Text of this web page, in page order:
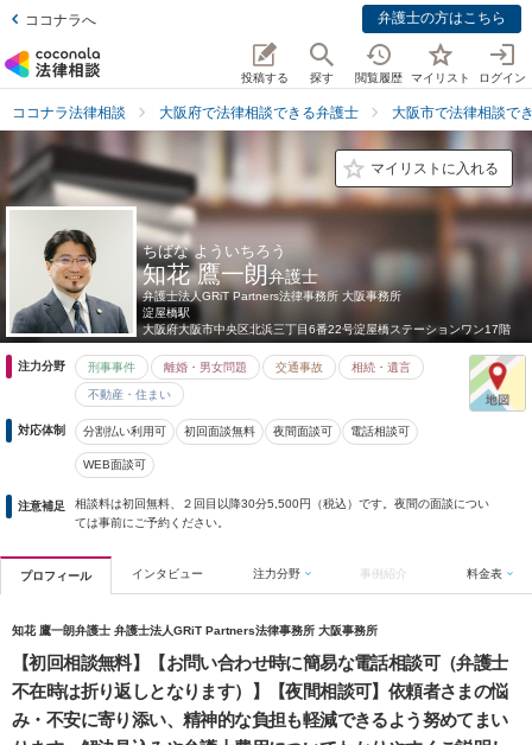
ココナラへ 弁護士の方はこちら
投稿する 探す 閲覧履歴 マイリスト ログイン
ココナラ法律相談 大阪府で法律相談できる弁護士 大阪市で法律相談で
マイリストに入れる
ちばな よういちろう
知花 鷹一朗弁護士
弁護士法人GRiT Partners法律事務所 大阪事務所
淀屋橋駅
大阪府大阪市中央区北浜三丁目6番22号淀屋橋ステーションワン17階
注力分野 刑事事件 離婚・男女問題 交通事故 相続・遺言
不動産・住まい
対応体制 分割払い利用可 初回面談無料 夜間面談可 電話相談可
WEB面談可
注意補足
相談料は初回無料、２回目以降30分5,500円（税込）です。夜間の面談につい
ては事前にご予約ください。
プロフィール インタビュー 注力分野 事例紹介 料金表
知花 鷹一朗弁護士 弁護士法人GRiT Partners法律事務所 大阪事務所
【初回相談無料】【お問い合わせ時に簡易な電話相談可（弁護士
不在時は折り返しとなります）】【夜間相談可】依頼者さまの悩
み・不安に寄り添い、精神的な負担も軽減できるよう努めてまい